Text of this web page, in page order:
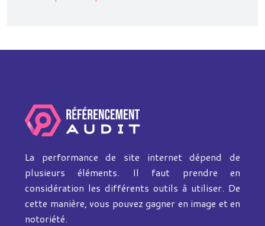
La performance de site internet dépend de
plusieurs éléments. Il faut prendre en
considération les différents outils à utiliser. De
cette manière, vous pouvez gagner en image et en
notoriété.